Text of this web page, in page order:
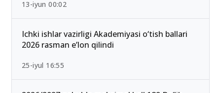
Qabul-2026: Eng past o‘tish ballari bilan kirish
mumkin bo‘lgan yo‘nalishlar
13-iyun 00:02
Ichki ishlar vazirligi Akademiyasi o‘tish ballari
2026 rasman e’lon qilindi